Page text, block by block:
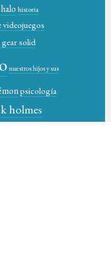
halo historia
gear solid
nuestros hijos y sus
psicología
holmes